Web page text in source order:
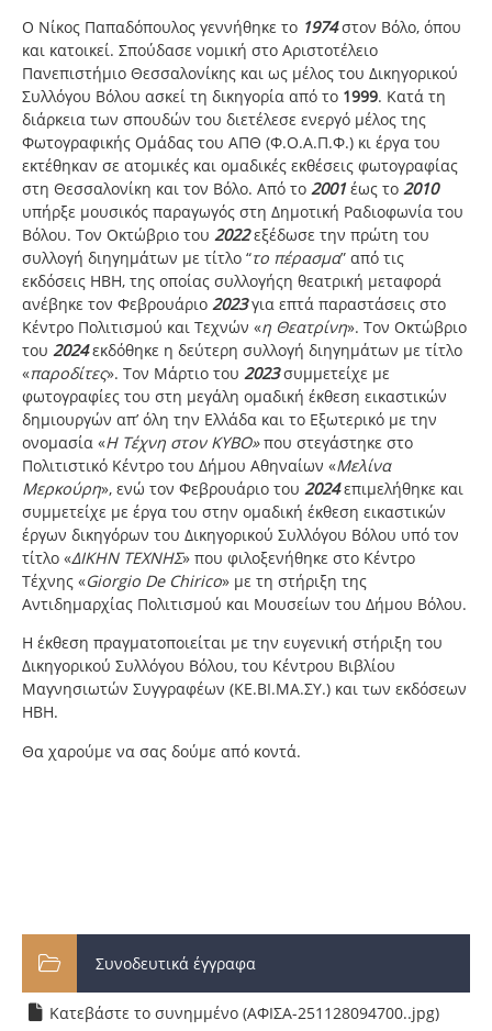
Ο Νίκος Παπαδόπουλος γεννήθηκε το 1974στον Βόλο, όπου
και κατοικεί. Σπούδασε νομική στο Αριστοτέλειο
Πανεπιστήμιο Θεσσαλονίκης και ως μέλος του Δικηγορικού
Συλλόγου Βόλου ασκεί τη δικηγορία από το 1999. Κατά τη
διάρκεια των σπουδών του διετέλεσε ενεργό μέλος της
Φωτογραφικής Ομάδας του ΑΠΘ (Φ.Ο.Α.Π.Φ.) κι έργα του
εκτέθηκαν σε ατομικές και ομαδικές εκθέσεις φωτογραφίας
στη Θεσσαλονίκη και τον Βόλο. Από το 2001έως το 2010
υπήρξε μουσικός παραγωγός στη Δημοτική Ραδιοφωνία του
Βόλου. Τον Οκτώβριο του 2022εξέδωσε την πρώτη του
συλλογή διηγημάτων με τίτλο “το πέρασμα” από τις
εκδόσεις ΗΒΗ, της οποίας συλλογήςη θεατρική μεταφορά
ανέβηκε τον Φεβρουάριο 2023για επτά παραστάσεις στο
Κέντρο Πολιτισμού και Τεχνών «η Θεατρίνη». Τον Οκτώβριο
του 2024εκδόθηκε η δεύτερη συλλογή διηγημάτων με τίτλο
«παροδίτες». Τον Μάρτιο του 2023συμμετείχε με
φωτογραφίες του στη μεγάλη ομαδική έκθεση εικαστικών
δημιουργών απ’ όλη την Ελλάδα και το Εξωτερικό με την
ονομασία «Η Τέχνη στον ΚΥΒΟ»που στεγάστηκε στο
Πολιτιστικό Κέντρο του Δήμου Αθηναίων «Μελίνα
Μερκούρη», ενώ τον Φεβρουάριο του 2024επιμελήθηκε και
συμμετείχε με έργα του στην ομαδική έκθεση εικαστικών
έργων δικηγόρων του Δικηγορικού Συλλόγου Βόλου υπό τον
τίτλο «ΔΙΚΗΝ ΤΕΧΝΗΣ» που φιλοξενήθηκε στο Κέντρο
Τέχνης «Giorgio De Chirico» με τη στήριξη της
Αντιδημαρχίας Πολιτισμού και Μουσείων του Δήμου Βόλου.
Η έκθεση πραγματοποιείται με την ευγενική στήριξη του
Δικηγορικού Συλλόγου Βόλου, του Κέντρου Βιβλίου
Μαγνησιωτών Συγγραφέων (ΚΕ.ΒΙ.ΜΑ.ΣΥ.) και των εκδόσεων
ΗΒΗ.
Θα χαρούμε να σας δούμε από κοντά.
Συνοδευτικά έγγραφα
Κατεβάστε το συνημμένο (ΑΦΙΣΑ-251128094700..jpg)